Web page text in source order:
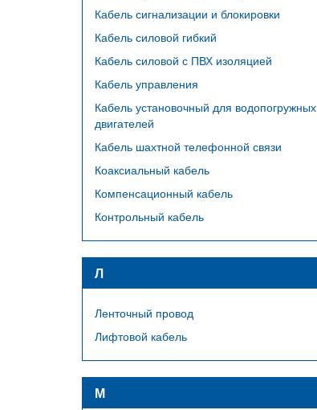
Кабель сигнализации и блокировки
Кабель силовой гибкий
Кабель силовой с ПВХ изоляцией
Кабель управления
Кабель установочный для водопогружных
двигателей
Кабель шахтной телефонной связи
Коаксиальный кабель
Компенсационный кабель
Контрольный кабель
Л
Ленточный провод
Лифтовой кабель
М